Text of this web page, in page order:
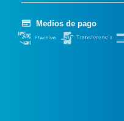
Medios de pago